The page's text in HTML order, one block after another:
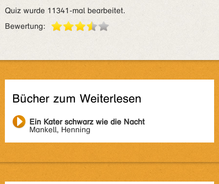
Quiz wurde 11341-mal bearbeitet.
Bewertung:
Bücher zum Weiterlesen
Ein Kater schwarz wie die Nacht
Mankell, Henning